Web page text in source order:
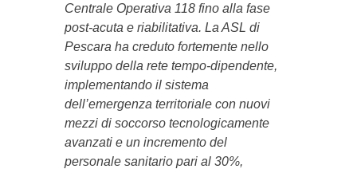
Centrale Operativa 118 fino alla fase
post-acuta e riabilitativa. La ASL di
Pescara ha creduto fortemente nello
sviluppo della rete tempo-dipendente,
implementando il sistema
dell’emergenza territoriale con nuovi
mezzi di soccorso tecnologicamente
avanzati e un incremento del
personale sanitario pari al 30%,